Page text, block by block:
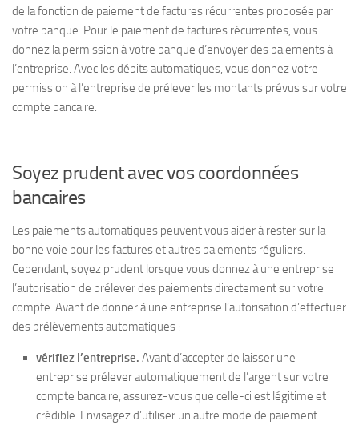
de la fonction de paiement de factures récurrentes proposée par
votre banque. Pour le paiement de factures récurrentes, vous
donnez la permission à votre banque d’envoyer des paiements à
l’entreprise. Avec les débits automatiques, vous donnez votre
permission à l’entreprise de prélever les montants prévus sur votre
compte bancaire.
Soyez prudent avec vos coordonnées
bancaires
Les paiements automatiques peuvent vous aider à rester sur la
bonne voie pour les factures et autres paiements réguliers.
Cependant, soyez prudent lorsque vous donnez à une entreprise
l’autorisation de prélever des paiements directement sur votre
compte. Avant de donner à une entreprise l’autorisation d’effectuer
des prélèvements automatiques :
vérifiez l’entreprise. Avant d’accepter de laisser une
entreprise prélever automatiquement de l’argent sur votre
compte bancaire, assurez-vous que celle-ci est légitime et
crédible. Envisagez d’utiliser un autre mode de paiement